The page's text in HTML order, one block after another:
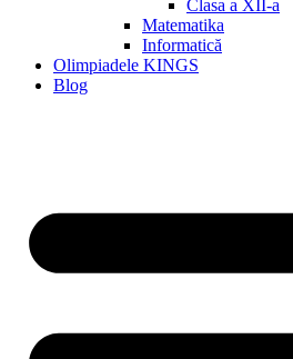
Clasa a XII-a
Matematika
Informatică
Olimpiadele KINGS
Blog